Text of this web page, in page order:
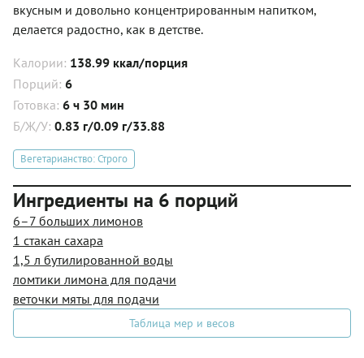
вкусным и довольно концентрированным напитком,
делается радостно, как в детстве.
Калории: 138.99 ккал/порция
Порций: 6
Готовка: 6 ч 30 мин
Б/Ж/У: 0.83 г/0.09 г/33.88
Вегетарианство: Строго
Ингредиенты на 6 порций
6–7 больших лимонов
1 стакан сахара
1,5 л бутилированной воды
ломтики лимона для подачи
веточки мяты для подачи
Таблица мер и весов